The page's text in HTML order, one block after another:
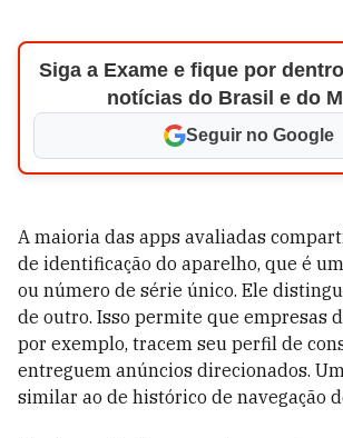
Siga a Exame e fique por
notícias do Brasil e do
Seguir no Google
A maioria das apps avaliadas
de identificação do aparelho, que é
ou número de série único. Ele
de outro. Isso permite que empresas
por exemplo, tracem seu perfil de
entreguem anúncios direcionados.
similar ao de histórico de navegação